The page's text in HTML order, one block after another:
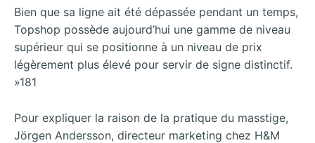
Bien que sa ligne ait été dépassée pendant un temps,
Topshop possède aujourd’hui une gamme de niveau
supérieur qui se positionne à un niveau de prix
légèrement plus élevé pour servir de signe distinctif.
»181
Pour expliquer la raison de la pratique du masstige,
Jörgen Andersson, directeur marketing chez H&M